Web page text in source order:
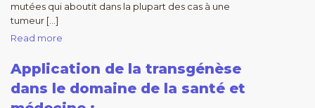
mutées qui aboutit dans la plupart des cas à une
tumeur […]
Read more
Application de la transgénèse
dans le domaine de la santé et